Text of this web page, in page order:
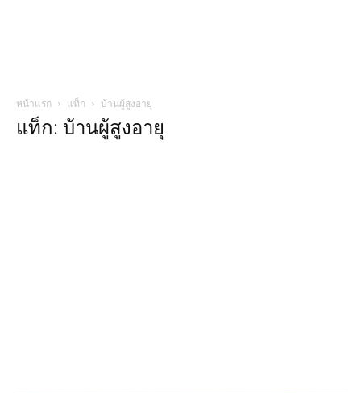
หน้าแรก แท็ก บ้านผู้สูงอายุ
แท็ก: บ้านผู้สูงอายุ